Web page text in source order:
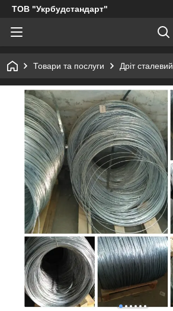
ТОВ "Укрбудстандарт"
Товари та послуги Дріт сталевий